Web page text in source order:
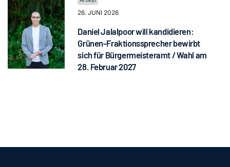
26. JUNI 2026
Daniel Jalalpoor will kandidieren:
Grünen-Fraktionssprecher bewirbt
sich für Bürgermeisteramt / Wahl am
28. Februar 2027